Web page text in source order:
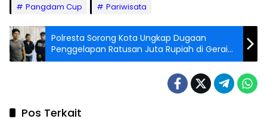
Pangdam Cup
Pariwisata
Polresta Sorong Kota Ungkap Dugaan
Penggelapan Ratusan Juta Rupiah di Gerai
Ponsel
Pos Terkait